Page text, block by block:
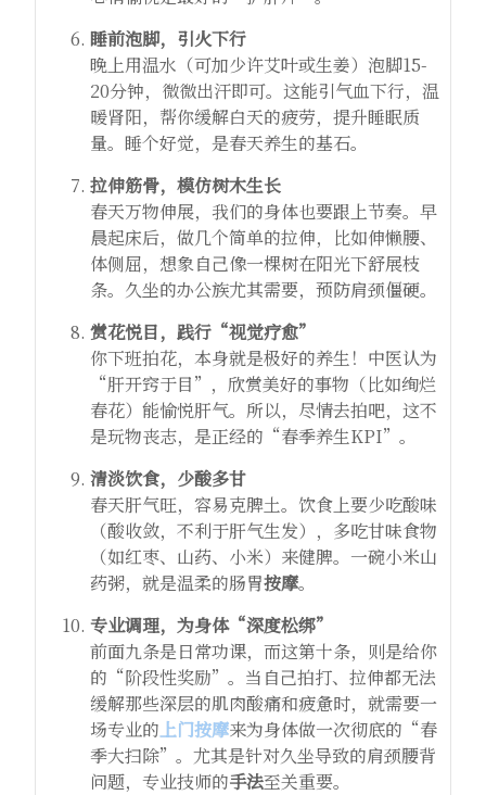
睡前泡脚，引火下行
晚上用温水（可加少许艾叶或生姜）泡脚15-
20分钟，微微出汗即可。这能引气血下行，温
暖肾阳，帮你缓解白天的疲劳，提升睡眠质
量。睡个好觉，是春天养生的基石。
拉伸筋骨，模仿树木生长
春天万物伸展，我们的身体也要跟上节奏。早
晨起床后，做几个简单的拉伸，比如伸懒腰、
体侧屈，想象自己像一棵树在阳光下舒展枝
条。久坐的办公族尤其需要，预防肩颈僵硬。
赏花悦目，践行“视觉疗愈”
你下班拍花，本身就是极好的养生！中医认为
“肝开窍于目”，欣赏美好的事物（比如绚烂
春花）能愉悦肝气。所以，尽情去拍吧，这不
是玩物丧志，是正经的“春季养生KPI”。
清淡饮食，少酸多甘
春天肝气旺，容易克脾土。饮食上要少吃酸味
（酸收敛，不利于肝气生发），多吃甘味食物
（如红枣、山药、小米）来健脾。一碗小米山
药粥，就是温柔的肠胃按摩。
专业调理，为身体“深度松绑”
前面九条是日常功课，而这第十条，则是给你
的“阶段性奖励”。当自己拍打、拉伸都无法
缓解那些深层的肌肉酸痛和疲惫时，就需要一
场专业的上门按摩来为身体做一次彻底的“春
季大扫除”。尤其是针对久坐导致的肩颈腰背
问题，专业技师的手法至关重要。